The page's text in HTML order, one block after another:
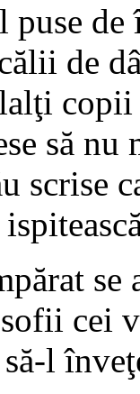
puse
de
să nu
scrise
cei
l